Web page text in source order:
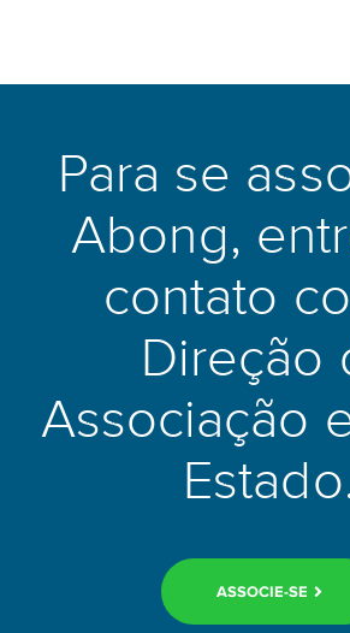
Para se
Abong,
contato
Direção
Associação
ASSOCIE-SE